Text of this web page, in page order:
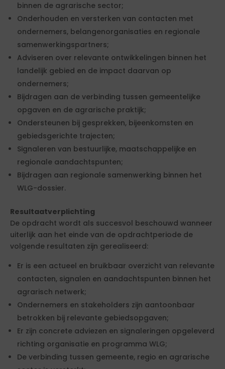
binnen de agrarische sector;
Onderhouden en versterken van contacten met
ondernemers, belangenorganisaties en regionale
samenwerkingspartners;
Adviseren over relevante ontwikkelingen binnen het
landelijk gebied en de impact daarvan op
ondernemers;
Bijdragen aan de verbinding tussen gemeentelijke
opgaven en de agrarische praktijk;
Ondersteunen bij gesprekken, bijeenkomsten en
gebiedsgerichte trajecten;
Signaleren van bestuurlijke, maatschappelijke en
regionale aandachtspunten;
Bijdragen aan regionale samenwerking binnen het
WLG-dossier.
Resultaatverplichting
De opdracht wordt als succesvol beschouwd wanneer
uiterlijk aan het einde van de opdrachtperiode de
volgende resultaten zijn gerealiseerd:
Er is een actueel en bruikbaar overzicht van relevante
contacten, signalen en aandachtspunten binnen het
agrarisch netwerk;
Ondernemers en stakeholders zijn aantoonbaar
betrokken bij relevante gebiedsopgaven;
Er zijn concrete adviezen en signaleringen opgeleverd
richting organisatie en programma WLG;
De verbinding tussen gemeente, regio en agrarische